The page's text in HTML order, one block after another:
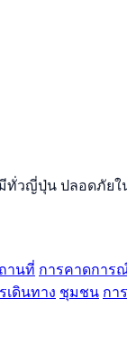
วญี่ปุ่น ปลอดภัยใ
านที่ การคาดการ
เดินทาง ชุมชน กา